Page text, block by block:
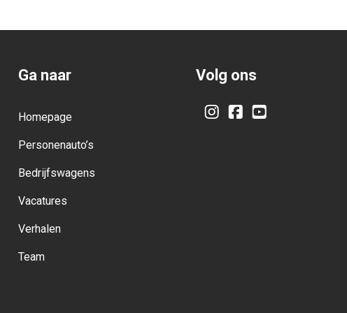
Ga naar
Homepage
Personenauto’s
Bedrijfswagens
Vacatures
Verhalen
Team
Volg ons
Instagram
FacebookYouTube